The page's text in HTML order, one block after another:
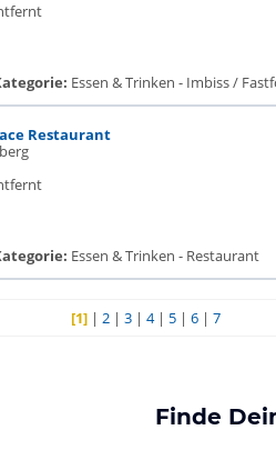
Essen & Trinken - Imbiss /
Restaurant
Essen & Trinken - Restaurant
[1] |2 |3 |4| 5 |6 |7
Finde